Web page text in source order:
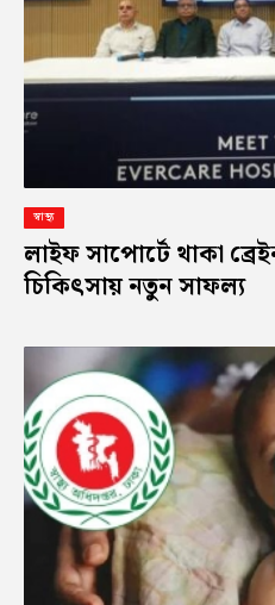
স্বাস্থ্য
লাইফ সাপোর্টে থাকা
চিকিৎসায় নতুন সাফল্য